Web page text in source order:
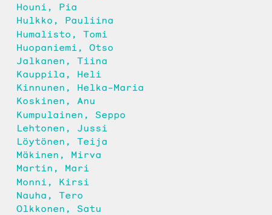
Houni, Pia
Hulkko, Pauliina
Humalisto, Tomi
Huopaniemi, Otso
Jalkanen, Tiina
Kauppila, Heli
Kinnunen, Helka-Maria
Koskinen, Anu
Kumpulainen, Seppo
Lehtonen, Jussi
Löytönen, Teija
Mäkinen, Mirva
Martin, Mari
Monni, Kirsi
Nauha, Tero
Olkkonen, Satu